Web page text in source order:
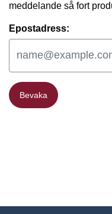
meddelande så fort
Epostadress:
Bevaka
Bevaka